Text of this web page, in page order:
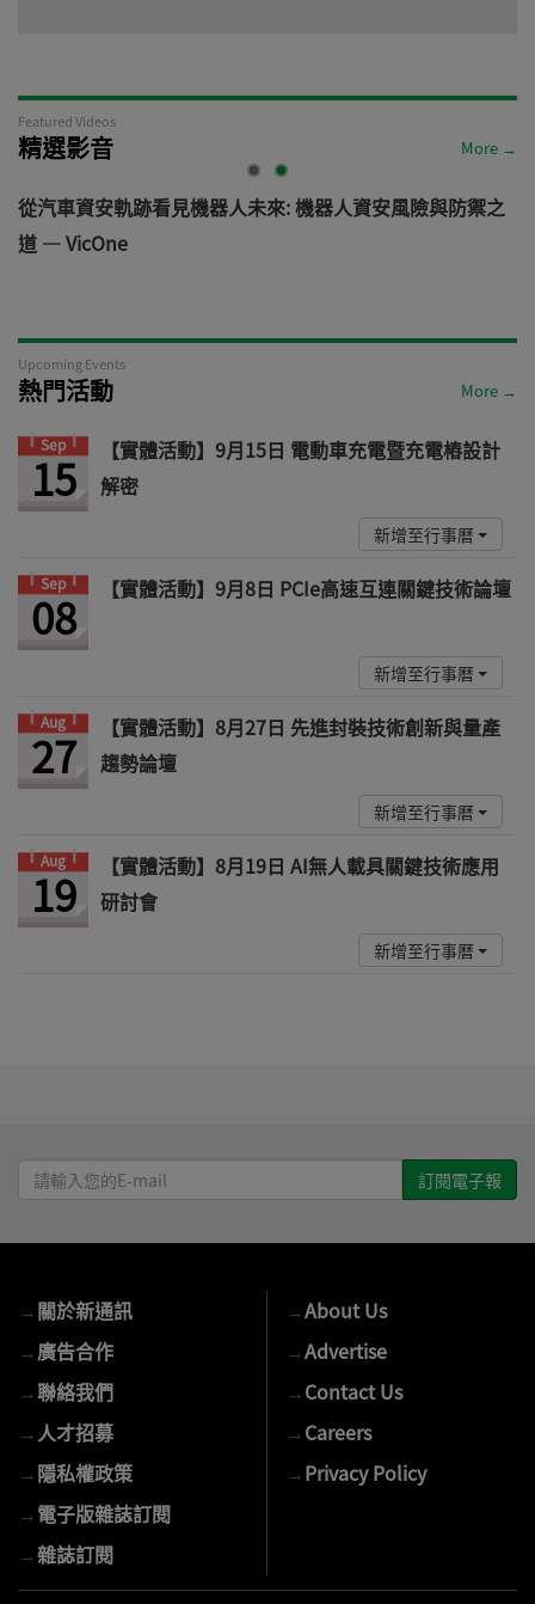
Featured Videos
精選影音 More →
從汽車資安軌跡看見機器人未來: 機器人資安風險與防禦之
道 — VicOne
Upcoming Events
熱門活動 More →
Sep
15
【實體活動】9月15日 電動車充電暨充電樁設計
解密
新增至行事曆
Sep
08 【實體活動】9月8日 PCIe高速互連關鍵技術論壇
新增至行事曆
Aug
27
【實體活動】8月27日 先進封裝技術創新與量產
趨勢論壇
新增至行事曆
Aug
19
【實體活動】8月19日 AI無人載具關鍵技術應用
研討會
新增至行事曆
請
輸
E-
mail
→關於新通訊
→廣告合作
→聯絡我們
→ 人才招募
→隱私權政策
→電子版雜誌訂閱
→雜誌訂閱
→About Us
→Advertise
→Contact Us
→Careers
→Privacy Policy